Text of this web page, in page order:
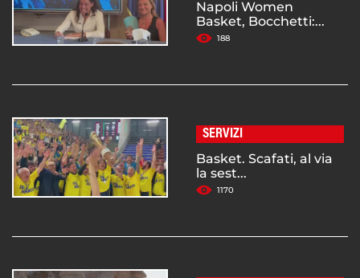
Napoli Women
Basket, Bocchetti:...
188
SERVIZI
Basket. Scafati, al via
la sest...
1170